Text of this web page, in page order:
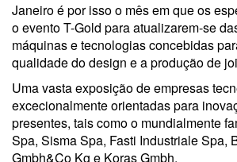
Janeiro é por isso o mês em que os
o evento T-Gold para atualizarem-se
máquinas e tecnologias concebidas
qualidade do design e a produção de
Uma vasta exposição de empresas
excecionalmente orientadas para
presentes, tais como o mundialmente
Spa, Sisma Spa, Fasti Industriale Spa,
Gmbh&Co Kg e Koras Gmbh.